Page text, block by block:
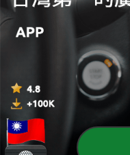
05 Aug 2026
1051 - 【頭家來開講】
合"！劉櫂豪歸隊
分裂"？吳子嘉轟鄭
1050 - 【頭家來開講】
台糖？盧秀燕"打泥
慶"大歪樓"！柯文
03 Aug 2026